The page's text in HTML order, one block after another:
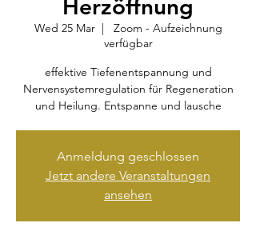
Herzöffnung
Wed 25 Mar
  |
Zoom - Aufzeichnung
verfügbar
effektive Tiefenentspannung und
Nervensystemregulation für Regeneration
und Heilung. Entspanne und lausche
Anmeldung geschlossen
Jetzt andere Veranstaltungen
ansehen